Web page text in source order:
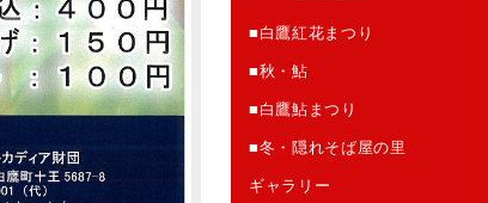
■白鷹紅花まつり
■秋・鮎
■白鷹鮎まつり
■冬・隠れそば屋の里
ギャラリー